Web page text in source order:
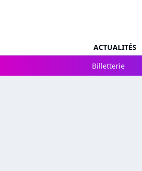
ACTUALITÉS
Billetterie